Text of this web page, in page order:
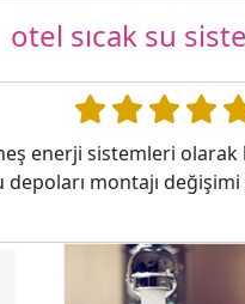
otel sıcak su
enerji sistemleri olarak
montajı